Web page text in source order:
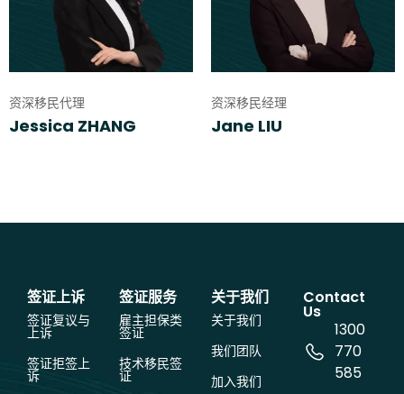
资深移民代理
Jessica ZHANG
资深移民经理
Jane LIU
签证上诉
签证复议与
上诉
签证拒签上
诉
签证服务
雇主担保类
签证
技术移民签
证
关于我们
关于我们
我们团队
加入我们
Contact
Us
1300
770
585